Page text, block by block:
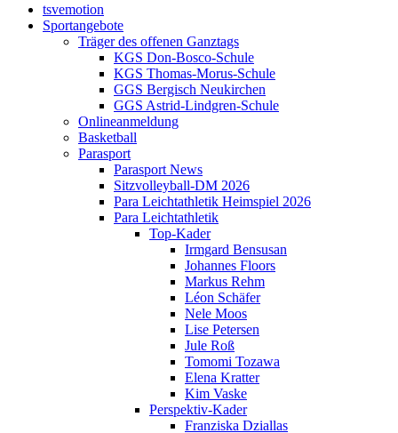
tsvemotion
Sportangebote
Träger des offenen Ganztags
KGS Don-Bosco-Schule
KGS Thomas-Morus-Schule
GGS Bergisch Neukirchen
GGS Astrid-Lindgren-Schule
Onlineanmeldung
Basketball
Parasport
Parasport News
Sitzvolleyball-DM 2026
Para Leichtathletik Heimspiel 2026
Para Leichtathletik
Top-Kader
Irmgard Bensusan
Johannes Floors
Markus Rehm
Léon Schäfer
Nele Moos
Lise Petersen
Jule Roß
Tomomi Tozawa
Elena Kratter
Kim Vaske
Perspektiv-Kader
Franziska Dziallas